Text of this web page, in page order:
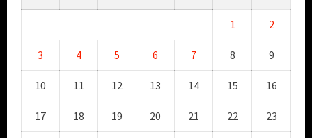
1 2
3 4 5 6 7 8 9
10 11 12 13 14 15 16
17 18 19 20 21 22 23